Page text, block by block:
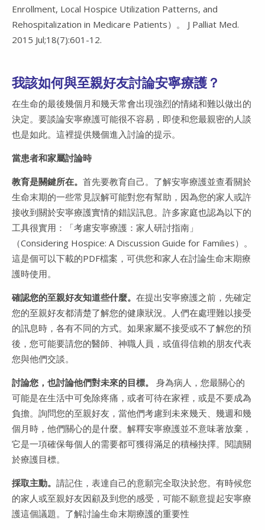
Enrollment, Local Hospice Utilization Patterns, and
Rehospitalization in Medicare Patients）。 J Palliat Med.
2015 Jul;18(7):601-12.
我該如何與至親好友討論安寧療護？
在生命的最後幾個月和幾天常會出現強烈的情緒和難以做出的
決定。要談論安寧療護可能很不容易，即使和您最親密的人談
也是如此。這裡提供幾個進入討論的提示。
當患者和家屬討論時
教育是關鍵所在。 首先要教育自己。了解安寧療護並查看關於
生命末期的一些常見誤解可能對您有幫助，因為您的家人或許
接收到關於安寧療護實情的錯誤訊息。許多家庭也認為以下的
工具很實用：「考慮安寧療護：家人研討指南」
（Considering Hospice: A Discussion Guide for Families）。
這是個可以下載的PDF檔案，可供您和家人在討論生命末期療
護時使用。
確認您的至親好友知道些什麼。 在提出安寧療護之前，先確定
您的至親好友都清楚了解您的健康狀況。人們在處理難以接受
的訊息時，各有不同的方式。如果家屬不接受或不了解您的預
後，您可能要請您的醫師、神職人員，或值得信賴的朋友代表
您與他們交談。
討論您，也討論他們對未來的目標。
身為病人，您最關心的
可能是在生活中可免除疼痛，或者可待在家裡，或是不要成為
負擔。詢問您的至親好友，當他們考慮到未來幾天、幾週和幾
個月時，他們關心的是什麼。解釋安寧療護並不意味著放棄，
它是一項確保每個人的需要都可獲得滿足的積極抉擇。閱讀關
於療護目標。
採取主動。 請記住，表達自己的意願完全取決於您。有時候您
的家人或至親好友因顧及到您的感受，可能不願意提起安寧療
護這個議題。了解討論生命末期療護的重要性